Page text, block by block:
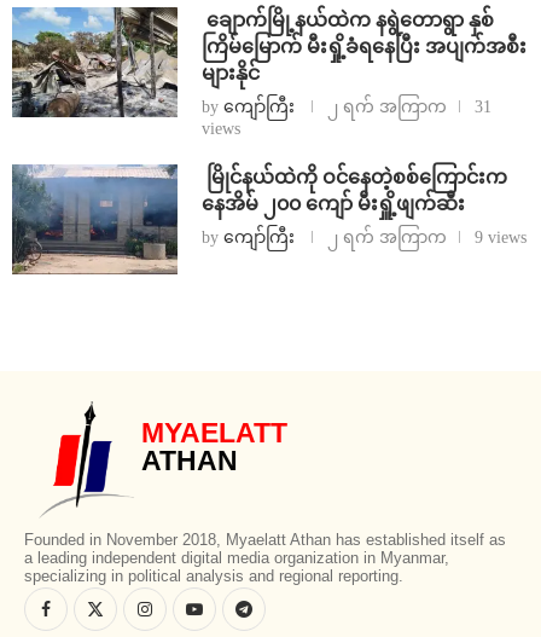
⁩ ⁨ချောက်မြို့နယ်ထဲက နရွဲတောရွာ နှစ်
ကြိမ်မြောက် မီးရှို့ခံရနေပြီး အပျက်အစီး
များနိုင်
by ကျော်ကြီး ၂ ရက် အကြာက
31
views
⁩ ⁨မြိုင်နယ်ထဲကို ဝင်နေတဲ့စစ်ကြောင်းက
နေအိမ် ၂၀၀ ကျော် မီးရှိူ့ဖျက်ဆီး
by ကျော်ကြီး ၂ ရက် အကြာက 9 views
MYAELATT
ATHAN
Founded in November 2018, Myaelatt Athan has established itself as
a leading independent digital media organization in Myanmar,
specializing in political analysis and regional reporting.